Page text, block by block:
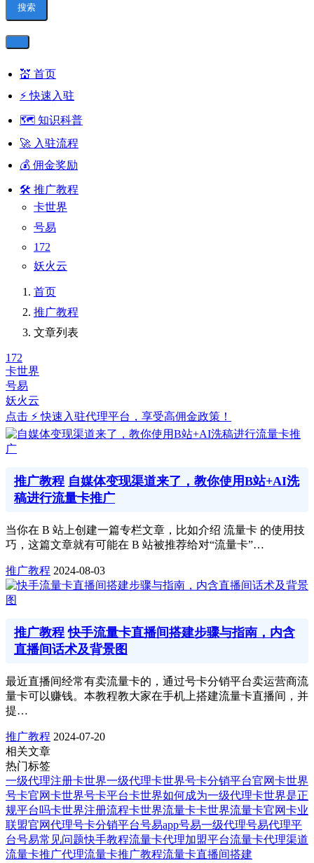
搜索
💒 首页
⚡ 快速入驻
🗺️ 知识科普
🚀 入驻流程
💰 佣金奖励
🛠 推广教程
卡世界
号易
172
妖火云
首页
推广教程
文章列表
172
卡世界
号易
妖火云
点击 ⚡ 快速入驻代理平台，享受高佣金政策！
推广教程 自媒体变现渠道来了，教你使用B站+AI洗
稿进行流量卡推广
当你在 B 站上创建一篇专栏文章，比如介绍 流量卡 的使用技
巧，这篇文章就有可能在 B 站被推荐给对“流量卡”…
推广教程 2024-08-03
推广教程 快手流量卡直播间搭建步骤与指南，内含
直播间话术及背景图
最近直播间经常有卖流量卡的，通过号卡分销平台卖运营商流
量卡可以赚钱。本教程教大家在手机上搭建流量卡直播间，并
提…
推广教程 2024-07-20
相关文章
热门标签
一级代理注册卡世界一级代理卡世界号卡分销平台官网卡世界
号卡官网卡世界号卡平台卡世界如何成为一级代理卡世界是正
规平台吗卡世界注册流程卡世界流量卡卡世界流量卡官网卡业
联盟官网代理号卡分销平台号易app号易一级代理号易代理平
台号易常见问题快手教程流量卡代理加盟平台流量卡代理渠道
流量卡推广代理流量卡推广教程流量卡直播间搭建